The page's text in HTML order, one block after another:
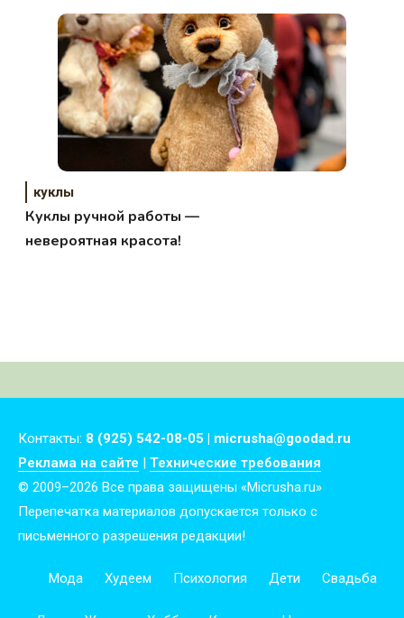
куклы
Куклы ручной работы —
невероятная красота!
Контакты: 8 (925) 542-08-05 | micrusha@goodad.ru
Реклама на сайте
Технические требования
© 2009–2026 Все права защищены «Micrusha.ru»
Перепечатка материалов допускается только с
письменного разрешения редакции!
Мода Худеем Психология Дети Свадьба